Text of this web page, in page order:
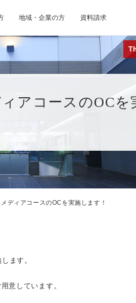
地域・企業の方 資料請求
アコースのOCを
ディアコースのOCを実施します！
ます。
意しています。